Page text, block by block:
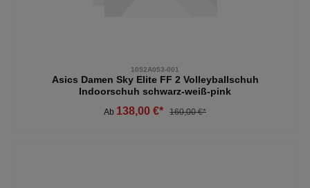
1052A053-001
Asics Damen Sky Elite FF 2 Volleyballschuh
Indoorschuh schwarz-weiß-pink
Ab 138,00 €* 160,00 €*